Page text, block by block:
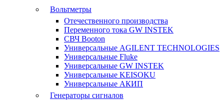
Вольтметры
Отечественного производства
Переменного тока GW INSTEK
СВЧ Booton
Универсальные AGILENT TECHNOLOGIES
Универсальные Fluke
Универсальные GW INSTEK
Универсальные KEISOKU
Универсальные АКИП
Генераторы сигналов